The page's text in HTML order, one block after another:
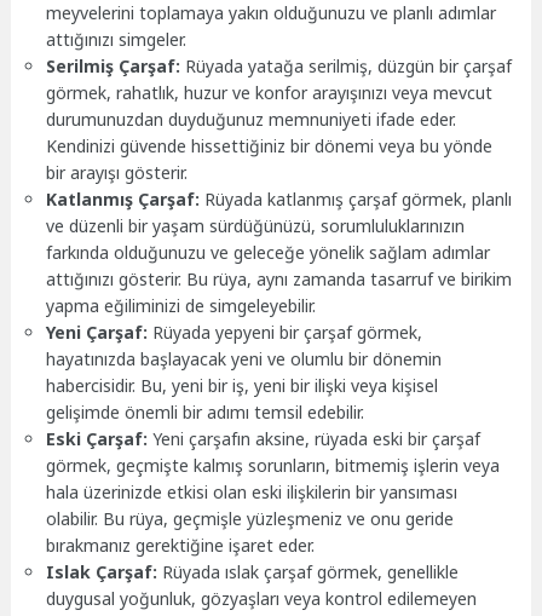
meyvelerini toplamaya yakın olduğunuzu ve planlı adımlar
attığınızı simgeler.
Serilmiş Çarşaf: Rüyada yatağa serilmiş, düzgün bir çarşaf
görmek, rahatlık, huzur ve konfor arayışınızı veya mevcut
durumunuzdan duyduğunuz memnuniyeti ifade eder.
Kendinizi güvende hissettiğiniz bir dönemi veya bu yönde
bir arayışı gösterir.
Katlanmış Çarşaf: Rüyada katlanmış çarşaf görmek, planlı
ve düzenli bir yaşam sürdüğünüzü, sorumluluklarınızın
farkında olduğunuzu ve geleceğe yönelik sağlam adımlar
attığınızı gösterir. Bu rüya, aynı zamanda tasarruf ve birikim
yapma eğiliminizi de simgeleyebilir.
Yeni Çarşaf: Rüyada yepyeni bir çarşaf görmek,
hayatınızda başlayacak yeni ve olumlu bir dönemin
habercisidir. Bu, yeni bir iş, yeni bir ilişki veya kişisel
gelişimde önemli bir adımı temsil edebilir.
Eski Çarşaf: Yeni çarşafın aksine, rüyada eski bir çarşaf
görmek, geçmişte kalmış sorunların, bitmemiş işlerin veya
hala üzerinizde etkisi olan eski ilişkilerin bir yansıması
olabilir. Bu rüya, geçmişle yüzleşmeniz ve onu geride
bırakmanız gerektiğine işaret eder.
Islak Çarşaf: Rüyada ıslak çarşaf görmek, genellikle
duygusal yoğunluk, gözyaşları veya kontrol edilemeyen